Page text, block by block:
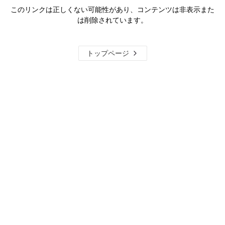
このリンクは正しくない可能性があり、コンテンツは非表示また
は削除されています。
トップページ